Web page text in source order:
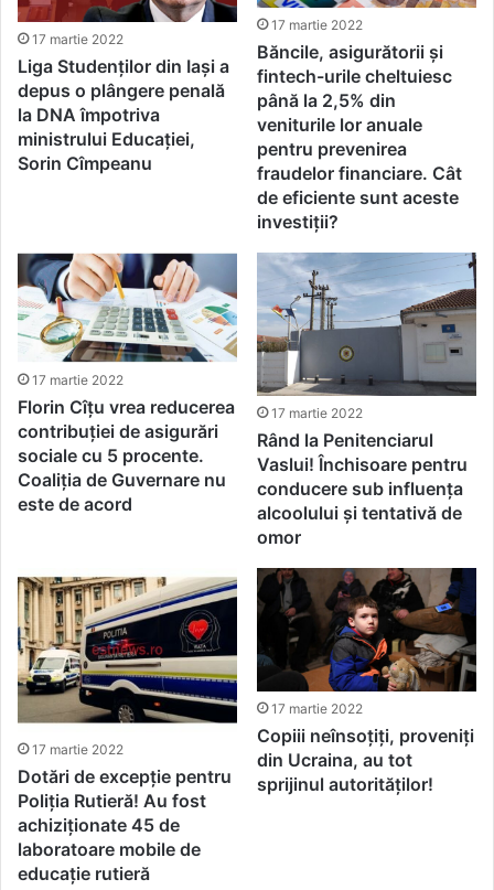
17 martie 2022
Liga Studenților din Iași a
depus o plângere penală
la DNA împotriva
ministrului Educației,
Sorin Cîmpeanu
17 martie 2022
Băncile, asigurătorii și
fintech-urile cheltuiesc
până la 2,5% din
veniturile lor anuale
pentru prevenirea
fraudelor financiare. Cât
de eficiente sunt aceste
investiții?
17 martie 2022
Florin Cîțu vrea reducerea
contribuţiei de asigurări
sociale cu 5 procente.
Coaliția de Guvernare nu
este de acord
17 martie 2022
Rând la Penitenciarul
Vaslui! Închisoare pentru
conducere sub influența
alcoolului și tentativă de
omor
17 martie 2022
Dotări de excepție pentru
Poliția Rutieră! Au fost
achiziționate 45 de
laboratoare mobile de
educație rutieră
17 martie 2022
Copiii neînsoțiți, proveniți
din Ucraina, au tot
sprijinul autorităților!